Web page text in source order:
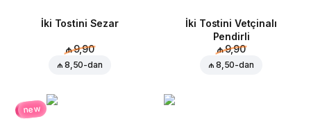
İki Tostini Sezar
₼ 9,90
₼ 8,50-dan
İki Tostini Vetçinalı
Pendirli
₼ 9,90
₼ 8,50-dan
new